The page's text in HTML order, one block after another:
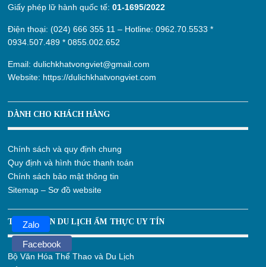
Giấy phép lữ hành quốc tế:01-1695/2022
Điện thoại: (024) 666 355 11 – Hotline:0962.70.5533 *
0934.507.489 *0855.002.652
Email:dulichkhatvongviet@gmail.com
Website: https://dulichkhatvongviet.com
DÀNH CHO KHÁCH HÀNG
Chính sách và quy định chung
Quy định và hình thức thanh toán
Chính sách bảo mật thông tin
Sitemap – Sơ đồ website
THÔNG TIN DU LỊCH ẨM THỰC UY TÍN
Bộ Văn Hóa Thể Thao và Du Lịch
Zalo
Facebook